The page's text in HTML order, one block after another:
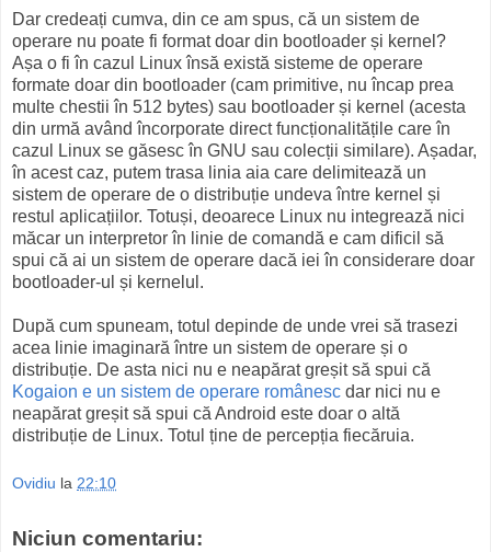
Dar credeați cumva, din ce am spus, că un sistem de
operare nu poate fi format doar din bootloader și kernel?
Așa o fi în cazul Linux însă există sisteme de operare
formate doar din bootloader (cam primitive, nu încap prea
multe chestii în 512 bytes) sau bootloader și kernel (acesta
din urmă având încorporate direct funcționalitățile care în
cazul Linux se găsesc în GNU sau colecții similare). Așadar,
în acest caz, putem trasa linia aia care delimitează un
sistem de operare de o distribuție undeva între kernel și
restul aplicațiilor. Totuși, deoarece Linux nu integrează nici
măcar un interpretor în linie de comandă e cam dificil să
spui că ai un sistem de operare dacă iei în considerare doar
bootloader-ul și kernelul.
După cum spuneam, totul depinde de unde vrei să trasezi
acea linie imaginară între un sistem de operare și o
distribuție. De asta nici nu e neapărat greșit să spui că
Kogaion e un sistem de operare românesc dar nici nu e
neapărat greșit să spui că Android este doar o altă
distribuție de Linux. Totul ține de percepția fiecăruia.
Ovidiu la 22:10
Niciun comentariu: